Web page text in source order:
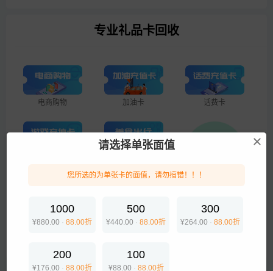
专业礼品卡回收
电商购物 加油卡 话费卡
请选择单张面值
您所选的为单张卡的面值，请勿搞错！！！
1000
¥880.00 · 88.00折
500
¥440.00 · 88.00折
300
¥264.00 · 88.00折
200
¥176.00 · 88.00折
100
¥88.00 · 88.00折